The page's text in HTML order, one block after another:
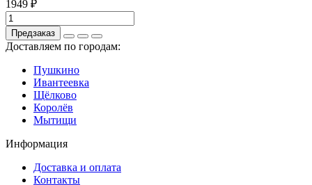
1949 ₽
Предзаказ
Доставляем по городам:
Пушкино
Ивантеевка
Щёлково
Королёв
Мытищи
Информация
Доставка и оплата
Контакты